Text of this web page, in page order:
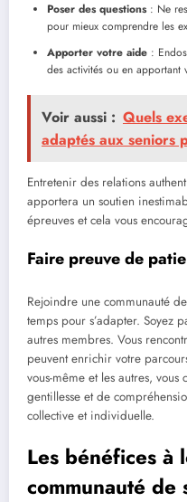
Poser des questions: Ne
pour mieux comprendre les
Apporter votre aide :
des activités ou en apportant
Voir aussi : Quels
adaptés aux seniors
Entretenir des relations
apportera un soutien
épreuves et cela vous
Faire preuve de
Rejoindre une communauté
temps pour s’adapter. Soyez
autres membres. Vous
peuvent enrichir votre
vous-même et les autres,
gentillesse et de
collective et individuelle.
Les bénéfices à
communauté de